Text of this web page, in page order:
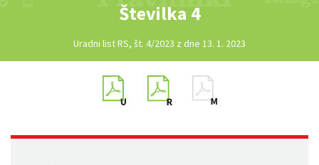
Številka 4
Uradni list RS, št. 4/2023 z dne 13. 1. 2023